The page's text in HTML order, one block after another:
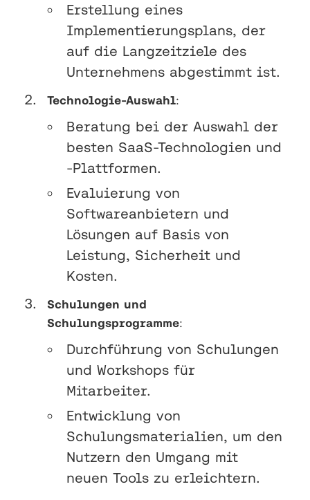
Erstellung eines
Implementierungsplans, der
auf die Langzeitziele des
Unternehmens abgestimmt ist.
Technologie-Auswahl:
Beratung bei der Auswahl der
besten SaaS-Technologien und
-Plattformen.
Evaluierung von
Softwareanbietern und
Lösungen auf Basis von
Leistung, Sicherheit und
Kosten.
Schulungen und
Schulungsprogramme:
Durchführung von Schulungen
und Workshops für
Mitarbeiter.
Entwicklung von
Schulungsmaterialien, um den
Nutzern den Umgang mit
neuen Tools zu erleichtern.